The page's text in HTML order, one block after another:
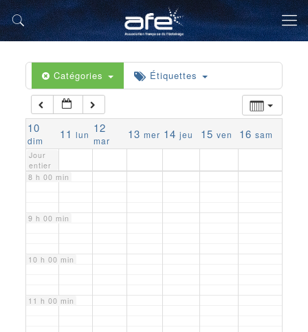
Catégories Étiquettes
10
dim 11 lun 12
mar 13 mer 14 jeu 15 ven 16 sam
Jour
entier
4 h 00 min
6 h 00 min
7 h 00 min
8 h 00 min
9 h 00 min
10 h 00 min
11 h 00 min